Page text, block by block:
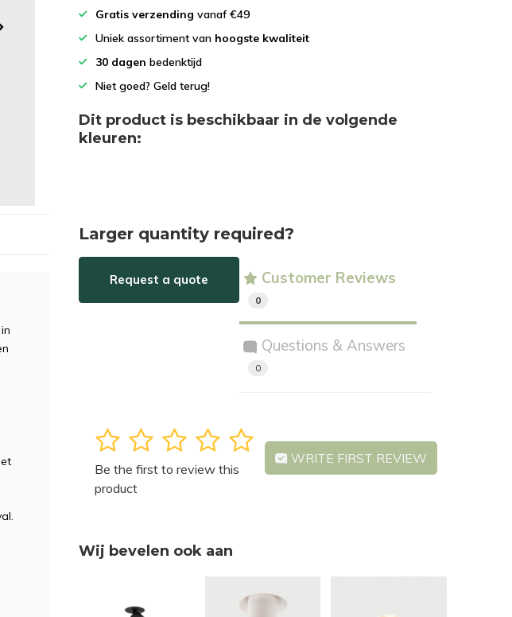
Gratis verzending vanaf €49
Uniek assortiment van hoogste kwaliteit
30 dagen bedenktijd
Niet goed? Geld terug!
Dit product is beschikbaar in de volgende
kleuren:
Larger quantity required?
Request a quote Customer Reviews
0
Questions & Answers
0
5
4
3
2
1
Be the first to review this
product
WRITE FIRST REVIEW
Wij bevelen ook aan